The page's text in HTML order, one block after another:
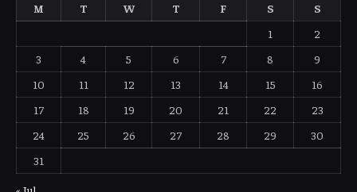
M
T W T F S
S
1
2
3
4 5 6 7 8
9
10
11 12 13 14 15
16
17
18 19 20 21 22
23
24
25 26 27 28 29
30
31